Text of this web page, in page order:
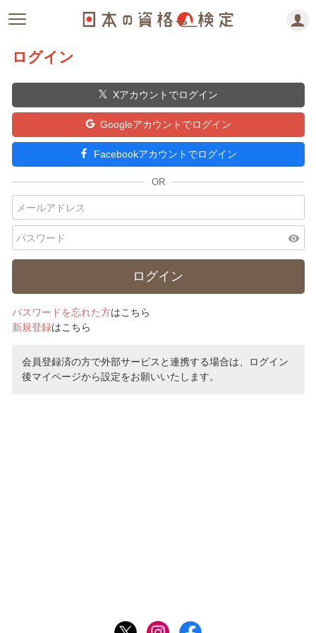
ログイン
Xアカウントでログイン
Googleアカウントでログイン
Facebookアカウントでログイン
visibility
パスワードを忘れた方はこちら
新規登録はこちら
会員登録済の方で外部サービスと連携する場合は、ログイン
後マイページから設定をお願いいたします。